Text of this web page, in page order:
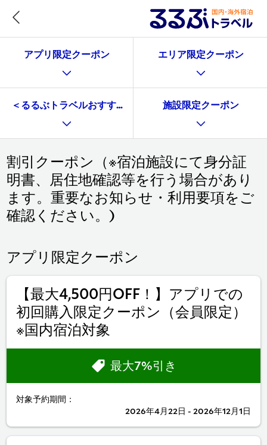
アプリ限定クーポン エリア限定クーポン
＜るるぶトラベルおすすめ施設で使える＞施設限定クーポ
施設限定クーポン
割引クーポン（※宿泊施設にて身分証
明書、居住地確認等を行う場合があり
ます。重要なお知らせ・利用要項をご
確認ください。)
アプリ限定クーポン
対象予約期間：
2026年4月22日 - 2026年12月1日
最大7%引き
【最大4,500円OFF！】アプリでの
初回購入限定クーポン（会員限定）
※国内宿泊対象